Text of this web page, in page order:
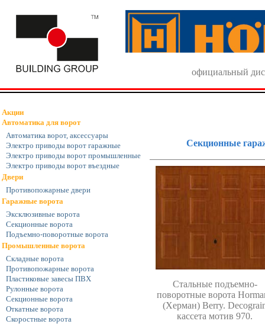
официальный
Акции
Автоматика для ворот
Автоматика ворот, аксессуары
Электро приводы ворот гаражные
Электро приводы ворот промышленные
Электро приводы ворот въездные
Двери
Противопожарные двери
Гаражные ворота
Эксклюзивные ворота
Секционные ворота
Подъемно-поворотные ворота
Промышленные ворота
Складные ворота
Противопожарные ворота
Пластиковые завесы ПВХ
Рулонные ворота
Секционные ворота
Откатные ворота
Скоростные ворота
Секционные
Стальные подъемно-
поворотные ворота
(Херман) Berry.
кассета мотив 970.